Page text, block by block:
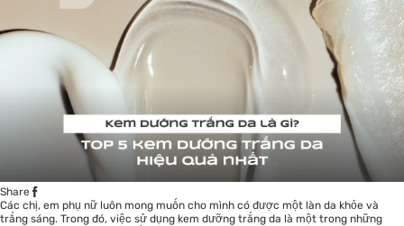
Share
Các chị, em phụ nữ luôn mong muốn cho mình có được một làn da khỏe và
trắng sáng. Trong đó, việc sử dụng kem dưỡng trắng da là một trong những